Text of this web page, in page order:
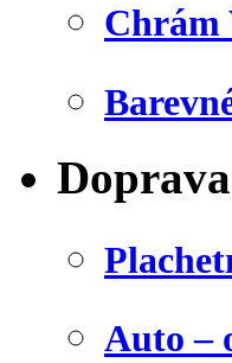
Chrám
Doprava
Auto –